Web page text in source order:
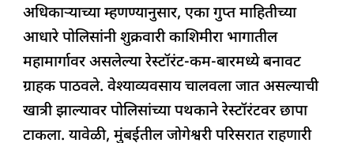
अधिकाऱ्याच्या म्हणण्यानुसार, एका गुप्त माहितीच्या
आधारे पोलिसांनी शुक्रवारी काशिमीरा भागातील
महामार्गावर असलेल्या रेस्टॉरंट-कम-बारमध्ये बनावट
ग्राहक पाठवले. वेश्याव्यवसाय चालवला जात असल्याची
खात्री झाल्यावर पोलिसांच्या पथकाने रेस्टॉरंटवर छापा
टाकला. यावेळी, मुंबईतील जोगेश्वरी परिसरात राहणारी